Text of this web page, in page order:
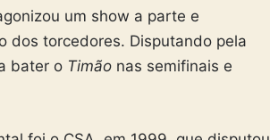
um show a parte e
dos torcedores. Disputando pela
bater o Timão nas semifinais e